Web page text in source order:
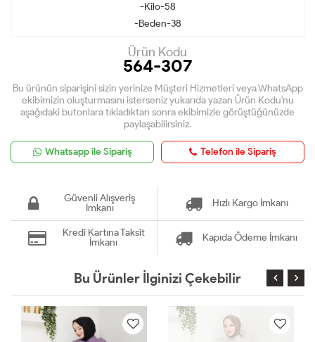
-Kilo-58
-Beden-38
Ürün Kodu
564-307
Bu ürünün siparişini sizin yerinize Müşteri Hizmetleri veya WhatsApp
ekibimizin oluşturmasını isterseniz yukarıda yazan Ürün Kodu'nu
aşağıdaki butonlara tıkladıktan sonra ekibimizle görüştüğünüzde
paylaşabilirsiniz.
Whatsapp ile Sipariş Telefon ile Sipariş
Güvenli Alışveriş
İmkanı
Hızlı Kargo İmkanı
Kredi Kartına Taksit
İmkanı
Kapıda Ödeme İmkanı
Bu Ürünler İlginizi Çekebilir